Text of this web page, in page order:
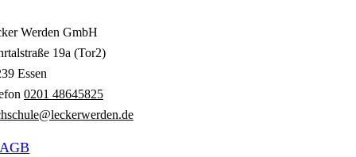
Werden GmbH
19a (Tor2)
Essen
0201 48645825
AGB